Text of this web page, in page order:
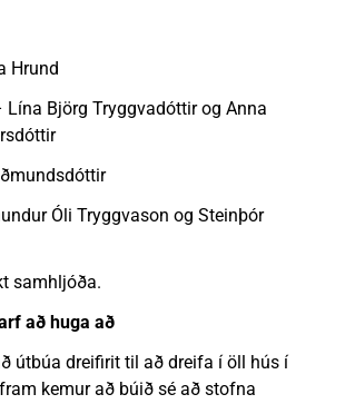
Hrund
Lína Björg Tryggvadóttir og Anna
Óli Tryggvason og Steinþór
samhljóða.
að huga að
útbúa dreifirit til að dreifa í öll hús í
kemur að búið sé að stofna